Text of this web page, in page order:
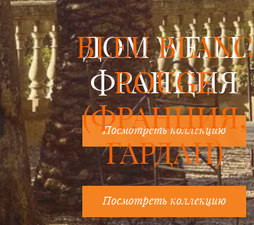
BLEU BLANC
ROUGE
(ФРАНЦИЯ,
ГАРДАН)
Посмотреть коллекцию